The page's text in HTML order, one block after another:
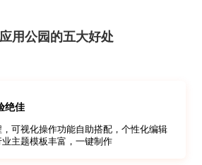
用公园的五大好处
绝佳
可视化操作功能自助搭配，个性化编辑
主题模板丰富，一键制作